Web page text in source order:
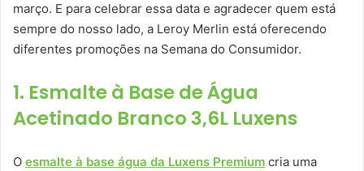
março. E para celebrar essa data e agradecer quem está
sempre do nosso lado, a Leroy Merlin está oferecendo
diferentes promoções na Semana do Consumidor.
1. Esmalte à Base de Água
Acetinado Branco 3,6L Luxens
O esmalte à base água da Luxens Premium cria uma